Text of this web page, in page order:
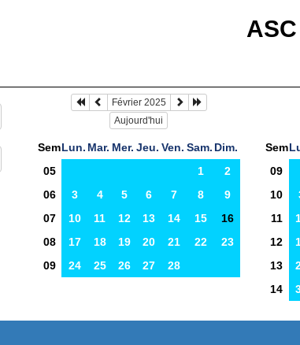
Février 2025
Aujourd'hui
SemLun. Mar. Mer. Jeu. Ven. Sam. Dim.
05
1
2
06
3 4 5 6 7 8
9
07
10 11 12 13 14 15
16
08
17 18 19 20 21 22
23
09
24 25 26 27 28
Sem
09
10
11
12
13
14